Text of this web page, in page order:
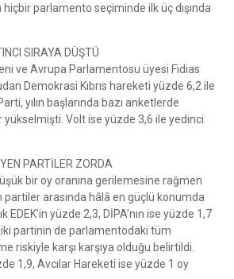
parlamento seçiminde ilk üç dışında
SIRAYA DÜŞTÜ
ve Avrupa Parlamentosu üyesi Fidias
Demokrasi Kıbrıs hareketi yüzde 6,2 ile
yılın başlarında bazı anketlerde
yükselmişti. Volt ise yüzde 3,6 ile yedinci
PARTİLER ZORDA
bir oy oranına gerilemesine rağmen
arasında hâlâ en güçlü konumda
EDEK’in yüzde 2,3, DİPA’nın ise yüzde 1,7
iki partinin de parlamentodaki tüm
riskiyle karşı karşıya olduğu belirtildi.
1,9, Avcılar Hareketi ise yüzde 1 oy